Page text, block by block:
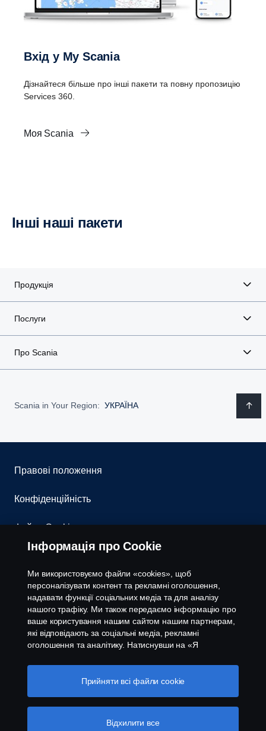
Вхід у My Scania
Дізнайтеся більше про інші пакети та повну пропозицію
Services 360.
Моя Scania
Інші наші пакети
Продукція
Послуги
Про Scania
Scania in Your Region: УКРАЇНА
Правові положення
Конфіденційність
Файли Cookies
Контакти
Система повідомлення про порушення
Налаштування cookies
CV AB (publ). ТОВ "Сканія Україна", 08004,
Інформація про Cookie
Ми використовуємо файли «cookies», щоб
персоналізувати контент та рекламні оголошення,
надавати функції соціальних медіа та для аналізу
нашого трафіку. Ми також передаємо інформацію про
ваше користування нашим сайтом нашим партнерам,
які відповідають за соціальні медіа, рекламні
оголошення та аналітику. Натиснувши на «Я
згоду на використання всіх файлів cookies та на
передачу інформації. Ви також можете керувати
ми використовуємо файли cookie, відвідайте сторінку
Відхилити все
Прийняти всі файли сookie